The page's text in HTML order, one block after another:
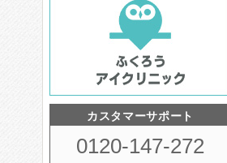
カスタマーサポート
0120-147-272